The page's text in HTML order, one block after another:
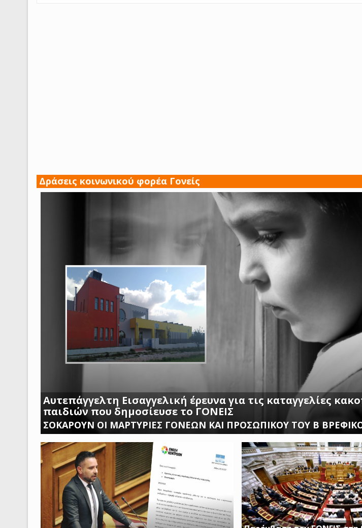
Δράσεις κοινωνικού φορέα Γονείς
Αυτεπάγγελτη Εισαγγελική έρευνα για τις καταγγελίες
παιδιών που δημοσίευσε το ΓΟΝΕΙΣ
ΣΟΚΑΡΟΥΝ ΟΙ ΜΑΡΤΥΡΙΕΣ ΓΟΝΕΩΝ ΚΑΙ ΠΡΟΣΩΠΙΚΟΥ ΤΟΥ Β
ΑΣΠΡΟΠΥΡΓΟΥ